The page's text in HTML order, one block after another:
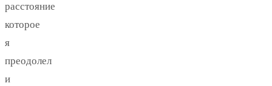
расстояние
которое
я
преодолел
и